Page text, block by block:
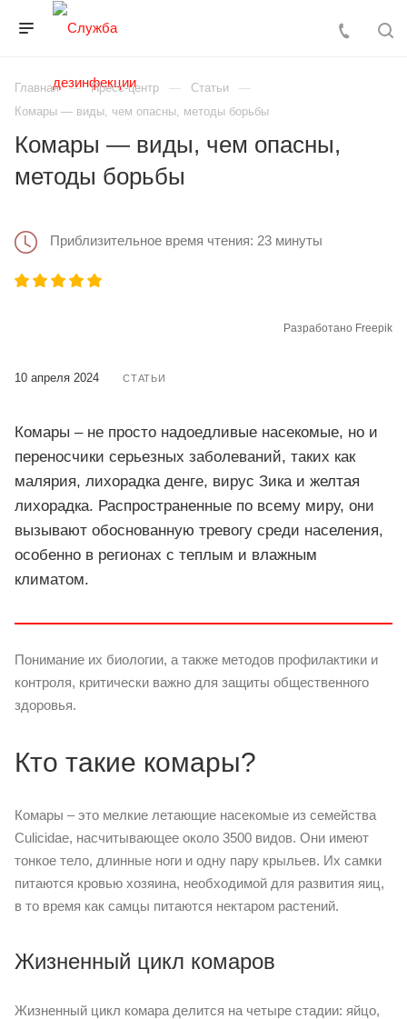
Главная Пресс-центр
Статьи
Комары — виды, чем опасны, методы борьбы
Комары — виды, чем опасны,
методы борьбы
Приблизительное время чтения: 23 минуты
Разработано Freepik
10 апреля 2024 СТАТЬИ
Комары – не просто надоедливые насекомые, но и
переносчики серьезных заболеваний, таких как
малярия, лихорадка денге, вирус Зика и желтая
лихорадка. Распространенные по всему миру, они
вызывают обоснованную тревогу среди населения,
особенно в регионах с теплым и влажным
климатом.
Понимание их биологии, а также методов профилактики и
контроля, критически важно для защиты общественного
здоровья.
Кто такие комары?
Комары – это мелкие летающие насекомые из семейства
Culicidae, насчитывающее около 3500 видов. Они имеют
тонкое тело, длинные ноги и одну пару крыльев. Их самки
питаются кровью хозяина, необходимой для развития яиц,
в то время как самцы питаются нектаром растений.
Жизненный цикл комаров
Жизненный цикл комара делится на четыре стадии: яйцо,